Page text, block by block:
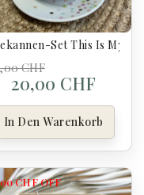
Set This Is My Tea
CHF
20,00 CHF
In Den Warenkorb
CHFOFF